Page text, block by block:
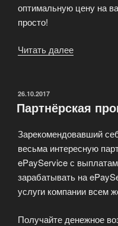
оптимальную цену на
просто!
Читать далее
ОПУБЛИКОВАНО
26.10.2017
Партнёрская
Зарекомендовавший
весьма интересную
ePayService с
зарабатывать на
услуги компании всем
Получайте денежное